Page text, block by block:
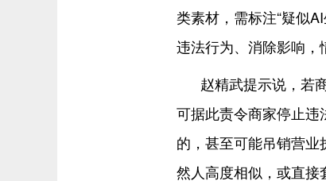
类素材，需标注“疑似
违法行为、消除影响，
赵精武提示说，若
可据此责令商家停止
的，甚至可能吊销营
然人高度相似，或直